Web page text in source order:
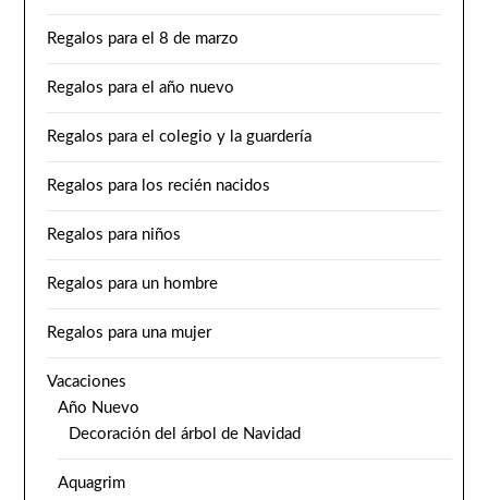
Regalos para el 8 de marzo
Regalos para el año nuevo
Regalos para el colegio y la guardería
Regalos para los recién nacidos
Regalos para niños
Regalos para un hombre
Regalos para una mujer
Vacaciones
Año Nuevo
Decoración del árbol de Navidad
Aquagrim